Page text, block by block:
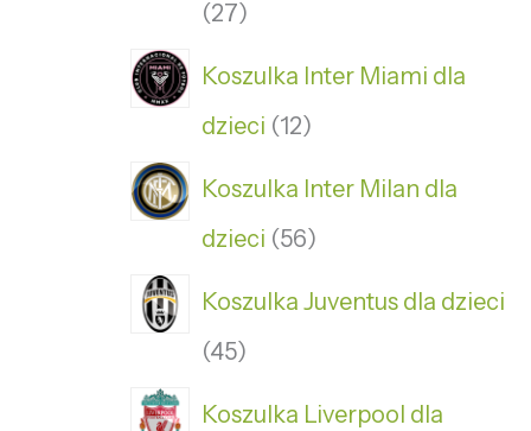
27
Koszulka Inter Miami dla
dzieci 12
Koszulka Inter Milan dla
dzieci 56
Koszulka Juventus dla dzieci
45
Koszulka Liverpool dla